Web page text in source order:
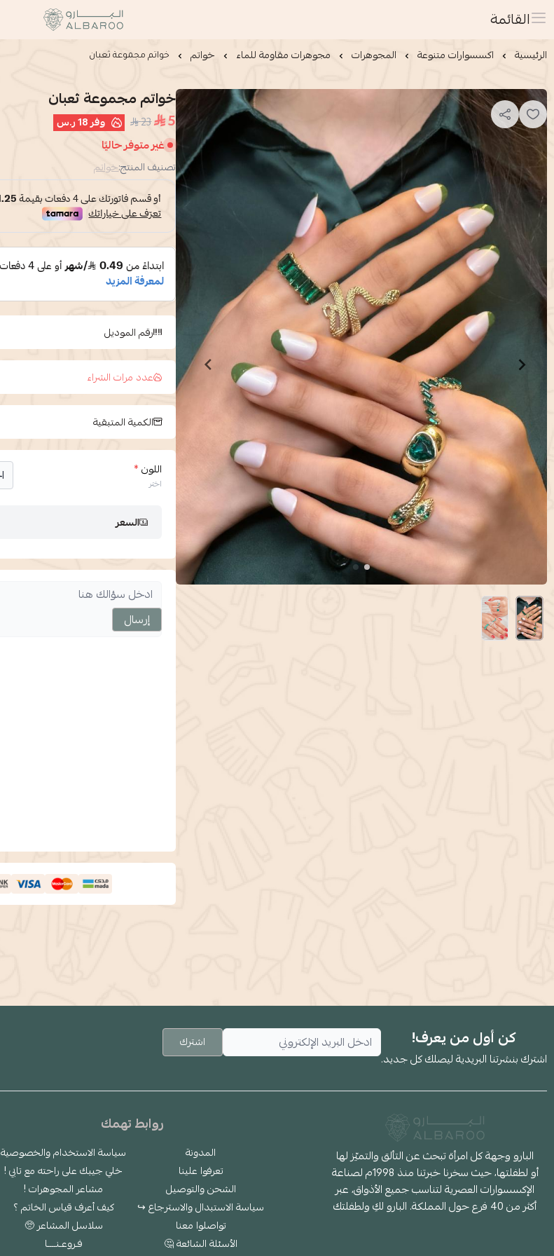
القائمة البارو | Albaroo
الرئيسية اكسسوارات متنوعة المجوهرات مجوهرات مقاومة للماء خواتم خواتم مجموعة ثعبان
خواتم مجموعة ثعبان
5
23 وفر18 ر.س
غير متوفر حاليًا
تصنيف المنتج:خواتم
رقم الموديل
عدد مرات الشراء
الكمية المتبقية
اللون*
اختر
السعر
إرسال
كن أول من يعرف!
اشترك بنشرتنا البريدية ليصلك كل جديد.
اشترك
البارو وجهة كل امرأة تبحث عن التألق والتميّز لها
أو لطفلتها، حيث سخرنا خبرتنا منذ 1998م لصناعة
الإكسسوارات العصرية لتناسب جميع الأذواق، عبر
أكثر من 40 فرع حول المملكة. البارو لكِ ولطفلتك
روابط تهمك
المدونة
تعرفوا علينا
الشحن والتوصيل
سياسة الاستبدال والاسترجاع ↪
تواصلوا معنا
الأسئلة الشائعة 🤔
سياسة الاستخدام والخصوصية
خلي جيبك على راحته مع تابي !
مشاعر المجوهرات !
كيف أعرف قياس الخاتم ؟
سلاسل المشاعر 🥺
فـروعـنــــا